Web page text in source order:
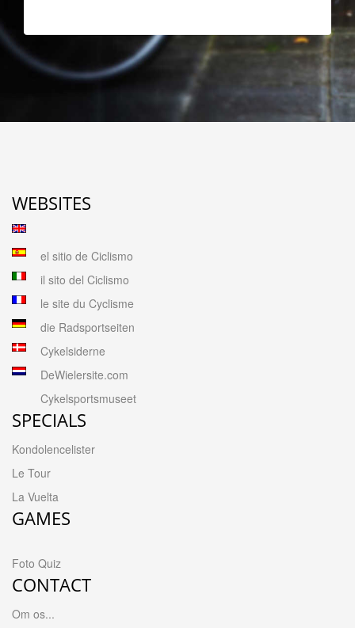
WEBSITES
el sitio de Ciclismo
il sito del Ciclismo
le site du Cyclisme
die Radsportseiten
Cykelsiderne
DeWielersite.com
Cykelsportsmuseet
SPECIALS
Kondolencelister
Le Tour
La Vuelta
GAMES
Foto Quiz
CONTACT
Om os...